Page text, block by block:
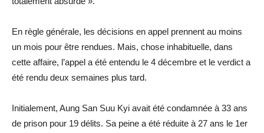
En règle générale, les décisions en appel prennent au moins
un mois pour être rendues. Mais, chose inhabituelle, dans
cette affaire, l’appel a été entendu le 4 décembre et le verdict a
été rendu deux semaines plus tard.
Initialement, Aung San Suu Kyi avait été condamnée à 33 ans
de prison pour 19 délits. Sa peine a été réduite à 27 ans le 1er